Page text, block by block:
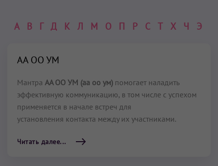
А В Г Д К Л М О П Р С Т Х Ч Э
АА ОО УМ
Мантра АА ОО УМ (аа оо ум) помогает наладить
эффективную коммуникацию, в том числе с успехом
применяется в начале встреч для
установления контакта между их участниками.
Читать далее...